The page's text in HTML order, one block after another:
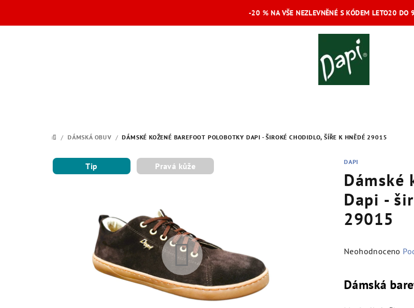
-20 % NA VŠE NEZLEVNĚNÉ S KÓDEM LETO20 DO
DOMŮ
/ DÁMSKÁ OBUV / DÁMSKÉ KOŽENÉ BAREFOOT POLOBOTKY DAPI - ŠIROKÉ CHODIDLO, ŠÍŘE K HNĚDÉ 29015
DAPI
Dámské
Dapi -
29015
Průměrné
je
Neohodnoceno
Dámská
Tip Pravá kůže